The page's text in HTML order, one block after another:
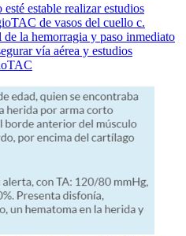
estable realizar estudios
de vasos del cuello c.
la hemorragia y paso inmediato
vía aérea y estudios